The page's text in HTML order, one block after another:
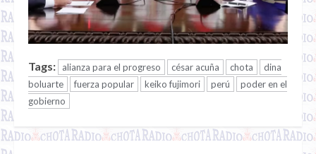
Tags: alianza para el progreso césar acuña chota
dina
boluarte
fuerza popular keiko fujimori perú
poder en el
gobierno